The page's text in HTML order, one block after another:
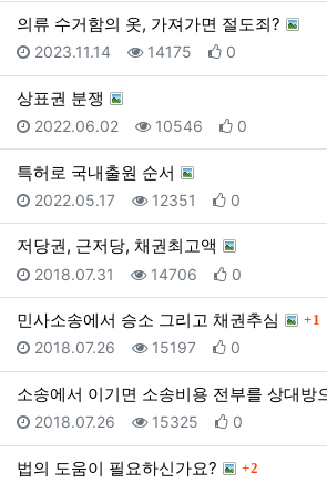
의류 수거함의 옷, 가져가면 절도죄?
등록일
2023.11.14 조회
14175 추천
0
상표권 분쟁
등록일
2022.06.02 조회
10546 추천
0
특허로 국내출원 순서
등록일
2022.05.17 조회
12351 추천
0
저당권, 근저당, 채권최고액
등록일
2018.07.31 조회
14706 추천
0
민사소송에서 승소 그리고 채권추심 댓글
1
등록일
2018.07.26 조회
15197 추천
0
소송에서 이기면 소송비용 전부를 상대방
등록일
2018.07.26 조회
15325 추천
0
법의 도움이 필요하신가요? 댓글
2